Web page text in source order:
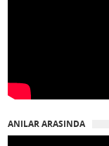
ANILAR ARASINDA